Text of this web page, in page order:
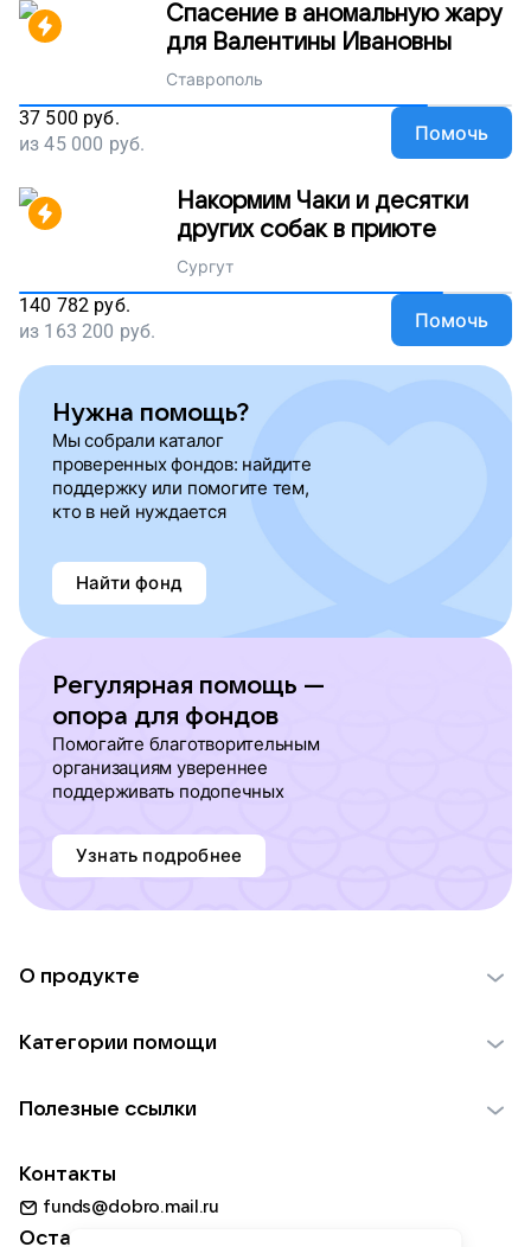
Спасение в аномальную жару
для Валентины Ивановны
Ставрополь
37 500 руб.
из45 000 руб. Помочь
Накормим Чаки и десятки
других собак в приюте
Сургут
140 782 руб.
из 163 200 руб. Помочь
Нужна помощь?
Мы собрали каталог
проверенных фондов: найдите
поддержку или помогите тем,
кто в ней нуждается
Найти фонд
Регулярная помощь —
опора для фондов
Помогайте благотворительным
организациям увереннее
поддерживать подопечных
Узнать подробнее
О продукте
Использование материалов
Для НКО
Партнерам
Категории помощи
Пожилым
Животным
Природе
Полезные ссылки
Добрый день
Контакты
funds@dobro.mail.ru
Оставайтесь с нами